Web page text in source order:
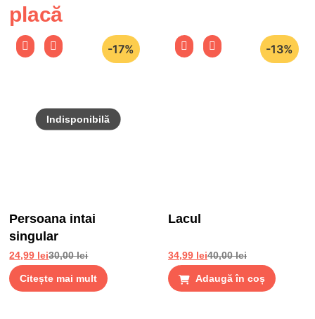
placă
-17%
Persoana intai
singular
30,00lei
24,99 lei
Citește mai mult
-13%
Lacul
40,00lei
34,99 lei
Adaugă în coș